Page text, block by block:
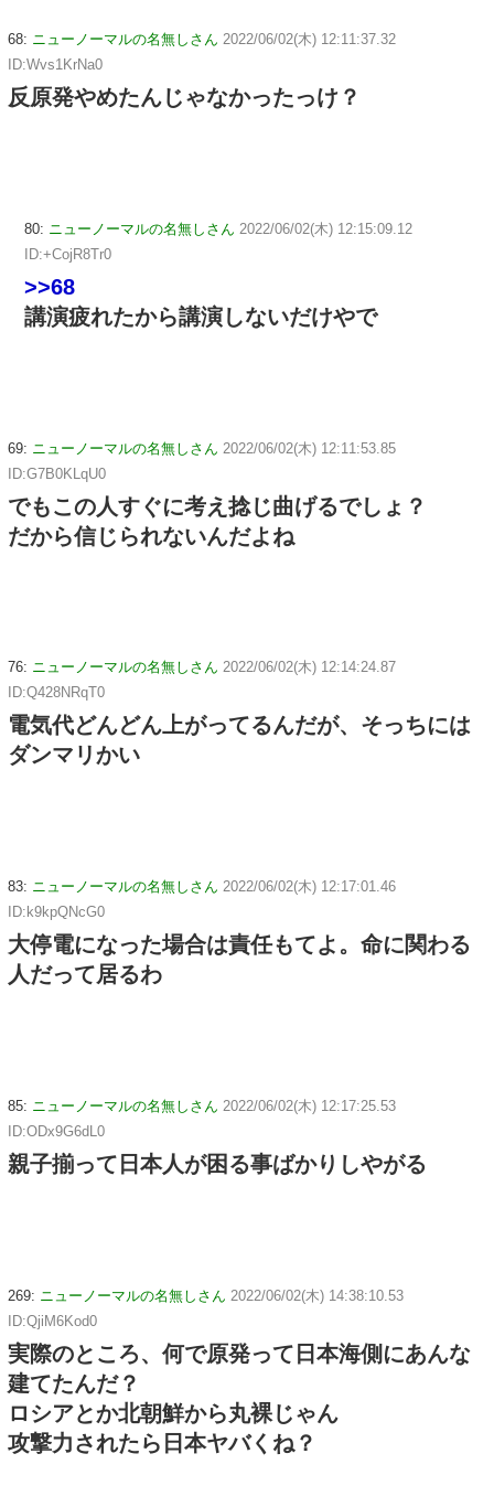
68: ニューノーマルの名無しさん 2022/06/02(木) 12:11:37.32
ID:Wvs1KrNa0
反原発やめたんじゃなかったっけ？
80: ニューノーマルの名無しさん 2022/06/02(木) 12:15:09.12
ID:+CojR8Tr0
>>68
講演疲れたから講演しないだけやで
69: ニューノーマルの名無しさん 2022/06/02(木) 12:11:53.85
ID:G7B0KLqU0
でもこの人すぐに考え捻じ曲げるでしょ？
だから信じられないんだよね
76: ニューノーマルの名無しさん 2022/06/02(木) 12:14:24.87
ID:Q428NRqT0
電気代どんどん上がってるんだが、そっちには
ダンマリかい
83: ニューノーマルの名無しさん 2022/06/02(木) 12:17:01.46
ID:k9kpQNcG0
大停電になった場合は責任もてよ。命に関わる
人だって居るわ
85: ニューノーマルの名無しさん 2022/06/02(木) 12:17:25.53
ID:ODx9G6dL0
親子揃って日本人が困る事ばかりしやがる
269: ニューノーマルの名無しさん 2022/06/02(木) 14:38:10.53
ID:QjiM6Kod0
実際のところ、何で原発って日本海側にあんな
建てたんだ？
ロシアとか北朝鮮から丸裸じゃん
攻撃力されたら日本ヤバくね？